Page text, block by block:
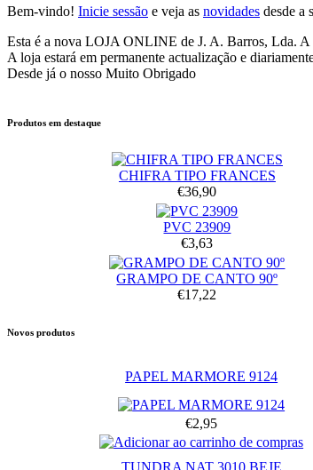
Bem-vindo! Inicie sessão e veja as novidades desde a
Esta é a nova LOJA ONLINE de J. A. Barros, Lda. A
A loja estará em permanente actualização e
Desde já o nosso Muito Obrigado
Produtos em destaque
CHIFRA TIPO FRANCES
€36,90
PVC 23909
€3,63
GRAMPO DE CANTO 90º
€17,22
Novos produtos
PAPEL MARMORE 9124
€2,95
TUNDRA NAT 3010 BEJE